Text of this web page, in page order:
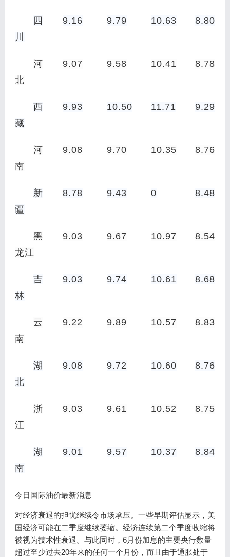
四
川
9.16 9.79 10.63 8.80
河
北
9.07 9.58 10.41 8.78
西
藏
9.93 10.50 11.71 9.29
河
南
9.08 9.70 10.35 8.76
新
疆
8.78 9.43 0 8.48
黑
龙江
9.03 9.67 10.97 8.54
吉
林
9.03 9.74 10.61 8.68
云
南
9.22 9.89 10.57 8.83
湖
北
9.08 9.72 10.60 8.76
浙
江
9.03 9.61 10.52 8.75
湖
南
9.01 9.57 10.37 8.84
今日国际油价最新消息
对经济衰退的担忧继续令市场承压。一些早期评估显示，美
国经济可能在二季度继续萎缩。经济连续第二个季度收缩将
被视为技术性衰退。与此同时，6月份加息的主要央行数量
超过至少过去20年来的任何一个月份，而且由于通胀处于